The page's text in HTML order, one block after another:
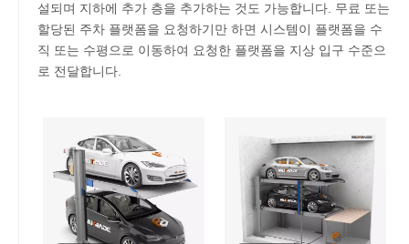
설되며 지하에 추가 층을 추가하는 것도 가능합니다. 무료 또는
할당된 주차 플랫폼을 요청하기만 하면 시스템이 플랫폼을 수
직 또는 수평으로 이동하여 요청한 플랫폼을 지상 입구 수준으
로 전달합니다.